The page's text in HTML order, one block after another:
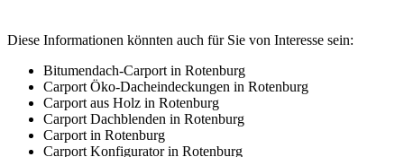
Diese Informationen könnten auch für Sie von Interesse sein:
Bitumendach-Carport in Rotenburg
Carport Öko-Dacheindeckungen in Rotenburg
Carport aus Holz in Rotenburg
Carport Dachblenden in Rotenburg
Carport in Rotenburg
Carport Konfigurator in Rotenburg